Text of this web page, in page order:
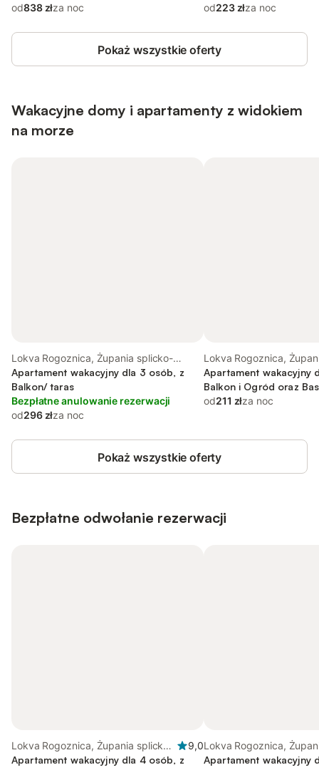
od838 złza noc
od223 złza noc
Pokaż wszystkie oferty
Wakacyjne domy i apartamenty z widokiem
na morze
Lokva Rogoznica, Żupania splicko-
dalmatyńska
Apartament wakacyjny dla 3 osób, z
Balkon/ taras
Bezpłatne anulowanie rezerwacji
od296 złza noc
Lokva Rogoznica,
dalmatyńska
Apartament wakacyjny
Balkon i Ogród oraz
od211 złza noc
Pokaż wszystkie oferty
Bezpłatne odwołanie rezerwacji
Lokva Rogoznica, Żupania splicko-
dalmatyńska
9,0
Apartament wakacyjny dla 4 osób, z
Lokva Rogoznica,
dalmatyńska
Apartament wakacyjny